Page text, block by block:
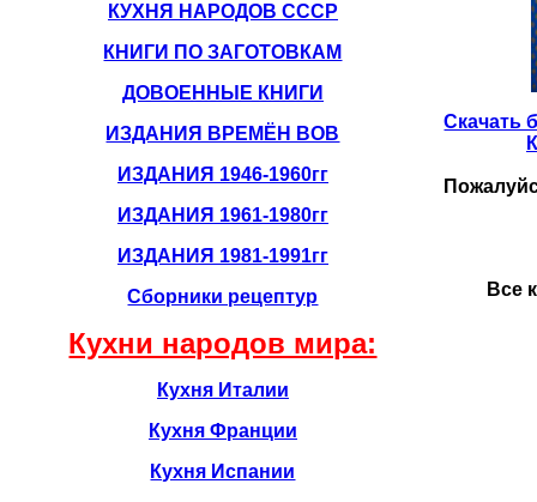
КУХНЯ НАРОДОВ СССР
КНИГИ ПО ЗАГОТОВКАМ
ДОВОЕННЫЕ КНИГИ
ИЗДАНИЯ ВРЕМЁН ВОВ
ИЗДАНИЯ 1946-1960гг
ИЗДАНИЯ 1961-1980гг
ИЗДАНИЯ 1981-1991гг
Сборники рецептур
Кухни народов мира:
Кухня Италии
Кухня Франции
Кухня Испании
Скачать
Все